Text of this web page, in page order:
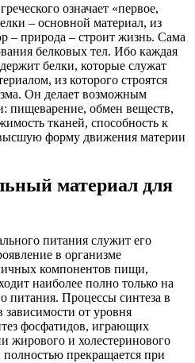
означает «первое,
– основной материал, из
– природа – строит жизнь. Сама
белковых тел. Ибо каждая
белки, которые служат
из которого строятся
Он делает возможным
пищеварение, обмен веществ,
тканей, способность к
форму движения материи
материал для
питания служит его
в организме
компонентов пищи,
наиболее полно только на
питания. Процессы синтеза в
зависимости от уровня
фосфатидов, играющих
жирового и холестеринового
прекращается при